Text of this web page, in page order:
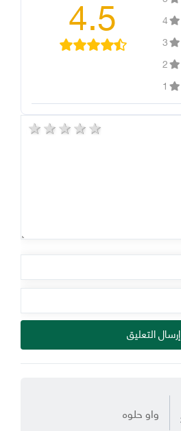
4
3
2
1
5 stars 4 stars 3 stars 2 stars 1 star
إرسال التعليق
واو حلوه